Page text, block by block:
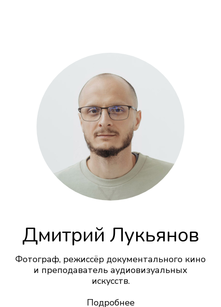
Дмитрий Лукьянов
Фотограф, режиссёр документального кино
и преподаватель аудиовизуальных
искусств.
Подробнее
Свяжитесь со мной
Написать в WhatsApp
Написать в Telegram